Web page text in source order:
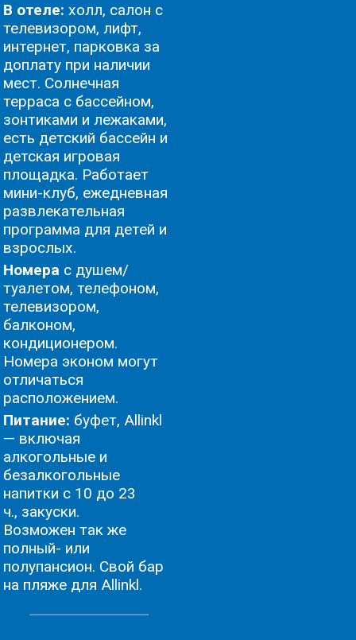
В отеле: холл, салон с
телевизором, лифт,
интернет, парковка за
доплату при наличии
мест. Солнечная
терраса с бассейном,
зонтиками и лежаками,
есть детский бассейн и
детская игровая
площадка. Работает
мини-клуб, ежедневная
развлекательная
программа для детей и
взрослых.
Номера с душем/
туалетом, телефоном,
телевизором,
балконом,
кондиционером.
Номера эконом могут
отличаться
расположением.
Питание: буфет, Allinkl
— включая
алкогольные и
безалкогольные
напитки с 10 до 23
ч., закуски.
Возможен так же
полный- или
полупансион. Свой бар
на пляже для Allinkl.